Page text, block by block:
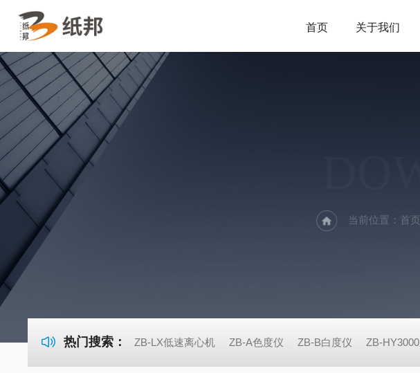
首页 关于我们
当前位置： 首页
热门搜索： ZB-LX低速离心机 ZB-A色度仪 ZB-B白度仪 ZB-